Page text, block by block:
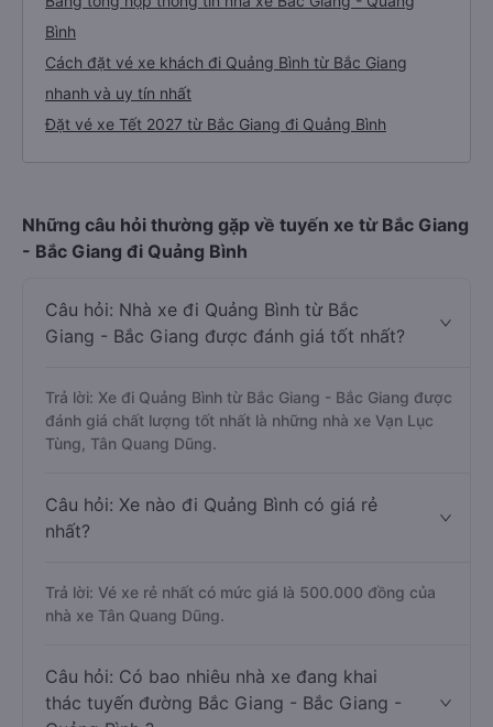
Bình
Cách đặt vé xe khách đi Quảng Bình từ Bắc Giang
nhanh và uy tín nhất
Đặt vé xe Tết 2027 từ Bắc Giang đi Quảng Bình
Những câu hỏi thường gặp về tuyến xe từ Bắc Giang
- Bắc Giang đi Quảng Bình
Câu hỏi: Nhà xe đi Quảng Bình từ Bắc
Giang - Bắc Giang được đánh giá tốt nhất?
Trả lời: Xe đi Quảng Bình từ Bắc Giang - Bắc Giang được
đánh giá chất lượng tốt nhất là những nhà xe Vạn Lục
Tùng, Tân Quang Dũng.
Câu hỏi: Xe nào đi Quảng Bình có giá rẻ
nhất?
Trả lời: Vé xe rẻ nhất có mức giá là 500.000 đồng của
nhà xe Tân Quang Dũng.
Câu hỏi: Có bao nhiêu nhà xe đang khai
thác tuyến đường Bắc Giang - Bắc Giang -